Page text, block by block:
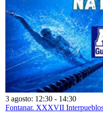
3 agosto: 12:30 - 14:30
Fontanar. XXXVII